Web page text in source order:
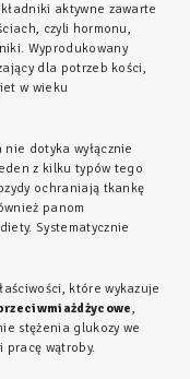
aktywne zawarte
czyli hormonu,
Wyprodukowany
dla potrzeb kości,
w wieku
dotyka wyłącznie
z kilku typów tego
ochraniają tkankę
panom
Systematycznie
które wykazuje
,
stężenia glukozy we
pracę wątroby.